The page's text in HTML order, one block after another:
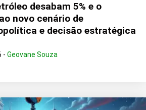
desabam 5% e o
novo cenário de
e decisão estratégica
- Geovane Souza